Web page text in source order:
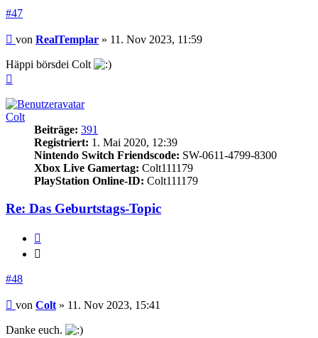
#47
Beitrag
von RealTemplar » 11. Nov 2023, 11:59
Häppi börsdei Colt
Colt
Beiträge: 391
Registriert: 1. Mai 2020, 12:39
Nintendo Switch Friendscode: SW-0611-4799-8300
Xbox Live Gamertag: Colt111179
PlayStation Online-ID: Colt111179
Re: Das Geburtstags-Topic
#48
Beitrag
von Colt » 11. Nov 2023, 15:41
Danke euch.